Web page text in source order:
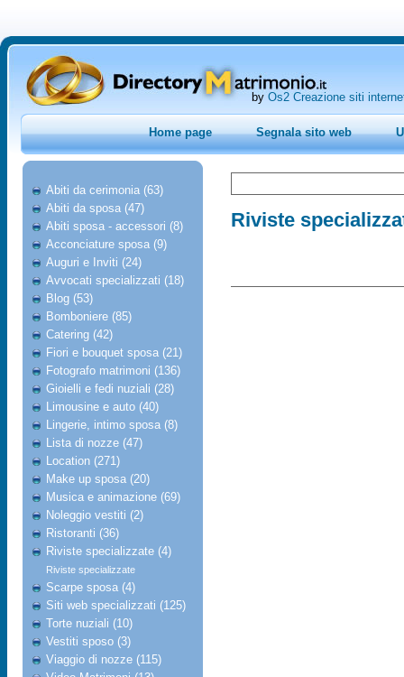
by Os2 Creazione siti
Home page Segnala sito web
Abiti da cerimonia (63)
Abiti da sposa (47)
Abiti sposa - accessori (8)
Acconciature sposa (9)
Auguri e Inviti (24)
Avvocati specializzati (18)
Blog (53)
Bomboniere (85)
Catering (42)
Fiori e bouquet sposa (21)
Fotografo matrimoni (136)
Gioielli e fedi nuziali (28)
Limousine e auto (40)
Lingerie, intimo sposa (8)
Lista di nozze (47)
Location (271)
Make up sposa (20)
Musica e animazione (69)
Noleggio vestiti (2)
Ristoranti (36)
Riviste specializzate (4)
Riviste specializzate
Scarpe sposa (4)
Siti web specializzati (125)
Torte nuziali (10)
Vestiti sposo (3)
Viaggio di nozze (115)
Riviste